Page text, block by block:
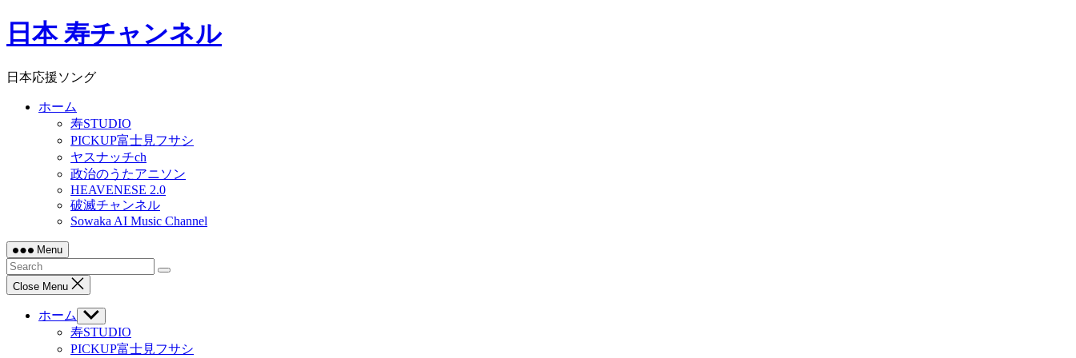
Skip
to日本 寿チャンネル
日本応援ソング
ホーム
寿STUDIO
PICKUP富士見フサシ
ヤスナッチch
政治のうたアニソン
HEAVENESE 2.0
破滅チャンネル
Sowaka AI Music Channel
Menu
Close Menu
ホーム
Show
sub
menu
寿STUDIO
PICKUP富士見フサシ